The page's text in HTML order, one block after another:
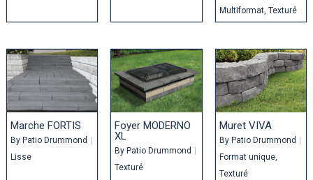
Multiformat Texturé
Marche FORTIS
By Patio Drummond
Lisse
Foyer MODERNO
XL
By Patio Drummond
Texturé
Muret VIVA
By Patio Drummond
Format unique
Texturé